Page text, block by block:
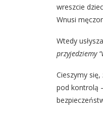
wreszcie
Wnusi
Wtedy
przyjedziemy
Cieszymy
pod kontrolą